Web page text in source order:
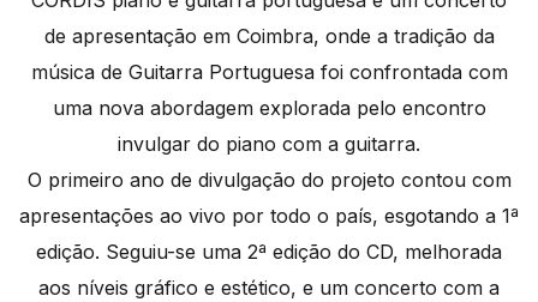
de apresentação em Coimbra, onde a tradição da
música de Guitarra Portuguesa foi confrontada com
uma nova abordagem explorada pelo encontro
invulgar do piano com a guitarra.
O primeiro ano de divulgação do projeto contou com
apresentações ao vivo por todo o país, esgotando a 1ª
edição. Seguiu-se uma 2ª edição do CD, melhorada
aos níveis gráfico e estético, e um concerto com a